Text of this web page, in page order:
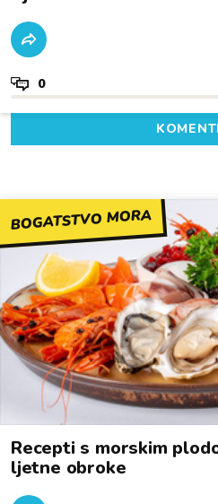
0
BOGATSTVO MORA
Recepti s morskim
ljetne obroke